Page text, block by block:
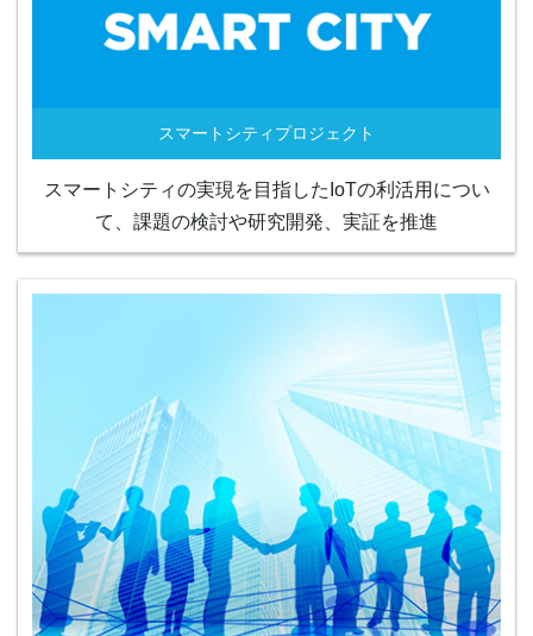
スマートシティプロジェクト
スマートシティの実現を目指したIoTの利活用につい
て、課題の検討や研究開発、実証を推進